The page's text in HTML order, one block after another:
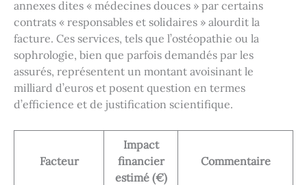
annexes dites « médecines douces » par certains
contrats « responsables et solidaires » alourdit la
facture. Ces services, tels que l’ostéopathie ou la
sophrologie, bien que parfois demandés par les
assurés, représentent un montant avoisinant le
milliard d’euros et posent question en termes
d’efficience et de justification scientifique.
Facteur
Impact
financier
estimé (€)
Commentaire